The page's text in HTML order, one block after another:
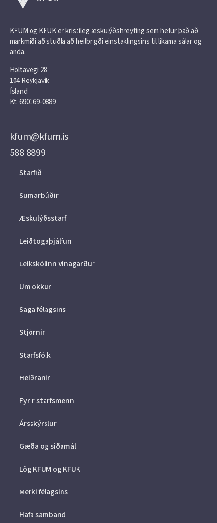
KFUM og KFUK er kristileg æskulýðshreyfing sem hefur það að
markmiði að stuðla að heilbrigði einstaklingsins til líkama sálar og
anda.
Holtavegi 28
104 Reykjavík
Ísland
Kt: 690169-0889
kfum@kfum.is
588 8899
Starfið
Sumarbúðir
Æskulýðsstarf
Leiðtogaþjálfun
Leikskólinn Vinagarður
Um okkur
Saga félagsins
Stjórnir
Starfsfólk
Heiðranir
Fyrir starfsmenn
Ársskýrslur
Gæða og siðamál
Lög KFUM og KFUK
Merki félagsins
Hafa samband